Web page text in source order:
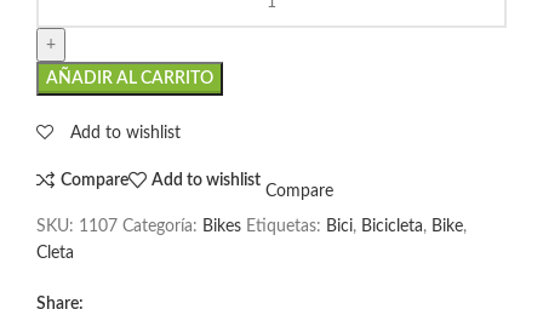
AÑADIR AL CARRITO
Add to wishlist
Compare Add to wishlist
Compare
SKU: 1107 Categoría: Bikes Etiquetas: Bici, Bicicleta, Bike,
Cleta
Share: